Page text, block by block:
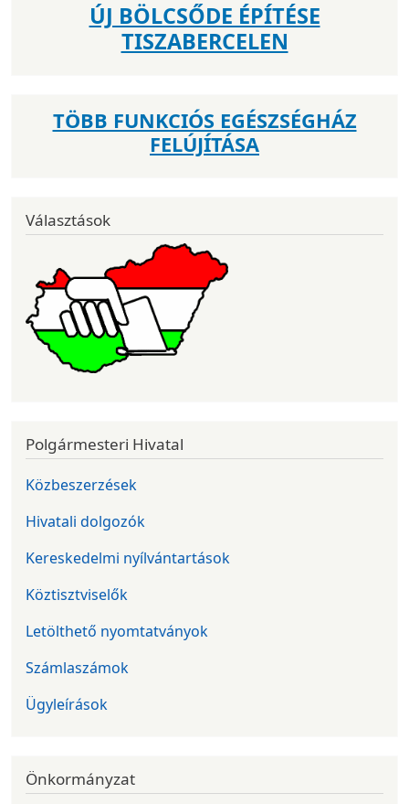
ÚJ BÖLCSŐDE ÉPÍTÉSE
TISZABERCELEN
TÖBB FUNKCIÓS EGÉSZSÉGHÁZ
FELÚJÍTÁSA
Választások
Polgármesteri Hivatal
Közbeszerzések
Hivatali dolgozók
Kereskedelmi nyílvántartások
Köztisztviselők
Letölthető nyomtatványok
Számlaszámok
Ügyleírások
Önkormányzat